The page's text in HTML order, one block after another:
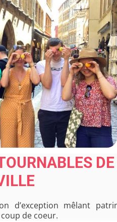
DE
d’exception mêlant
de coeur.